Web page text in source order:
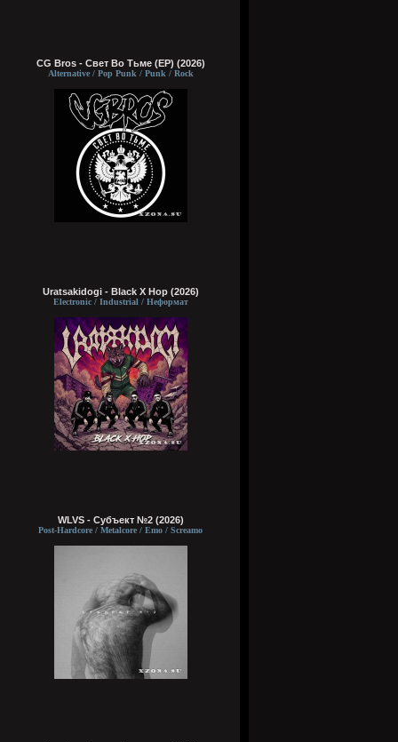
CG Bros - Свет Во Тьме (EP) (2026)
Alternative / Pop Punk / Punk / Rock
Uratsakidogi - Black X Hop (2026)
Electronic / Industrial / Неформат
WLVS - Субъект №2 (2026)
Post-Hardcore / Metalcore / Emo / Screamo